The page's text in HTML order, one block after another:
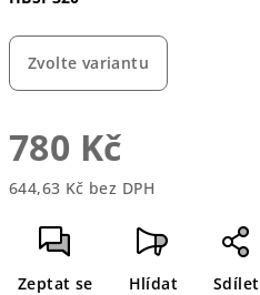
Zvolte variantu
780 Kč
644,63 Kč bez DPH
cena:
Zeptat se Hlídat Sdílet